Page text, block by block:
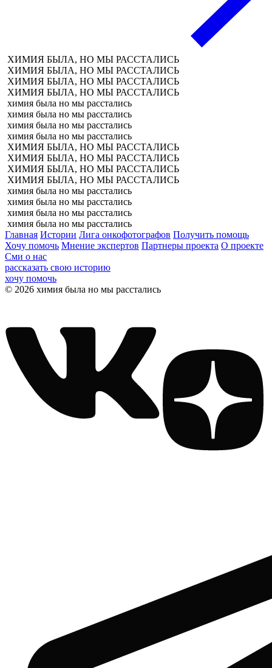
ХИМИЯ БЫЛА, НО МЫ РАССТАЛИСЬ
ХИМИЯ БЫЛА, НО МЫ РАССТАЛИСЬ
ХИМИЯ БЫЛА, НО МЫ РАССТАЛИСЬ
ХИМИЯ БЫЛА, НО МЫ РАССТАЛИСЬ
химия была но мы расстались
химия была но мы расстались
химия была но мы расстались
химия была но мы расстались
ХИМИЯ БЫЛА, НО МЫ РАССТАЛИСЬ
ХИМИЯ БЫЛА, НО МЫ РАССТАЛИСЬ
ХИМИЯ БЫЛА, НО МЫ РАССТАЛИСЬ
ХИМИЯ БЫЛА, НО МЫ РАССТАЛИСЬ
химия была но мы расстались
химия была но мы расстались
химия была но мы расстались
химия была но мы расстались
Главная Истории Лига онкофотографов Получить помощь
Хочу помочь Мнение экспертов Партнеры проекта О проекте
Сми о нас
рассказать свою историю
хочу помочь
© 2026 химия была но мы расстались